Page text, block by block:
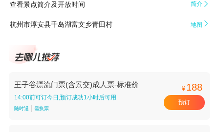
查看景点简介及开放时间 简介 
杭州市淳安县千岛湖富文乡青田村 地图 
王子谷漂流门票(含景交)成人票-标准价
14:00前可订今日,预订成功1小时后可用
随时退 需换票
¥ 188
预订